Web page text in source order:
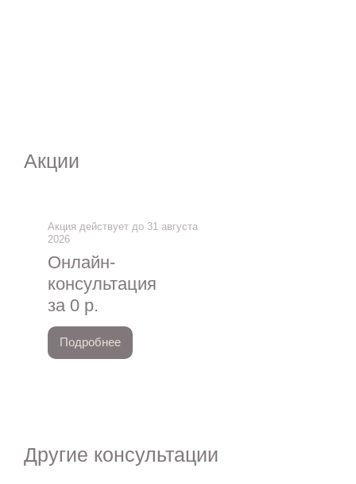
Акции
Акция действует до 31 августа
2026
Онлайн-
консультация
за 0 р.
Подробнее
Другие консультации